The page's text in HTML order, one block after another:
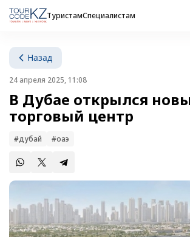
ТуристамСпециалистам
Назад
24 апреля 2025, 11:08
В Дубае открылся
торговый центр
#дубай #оаэ